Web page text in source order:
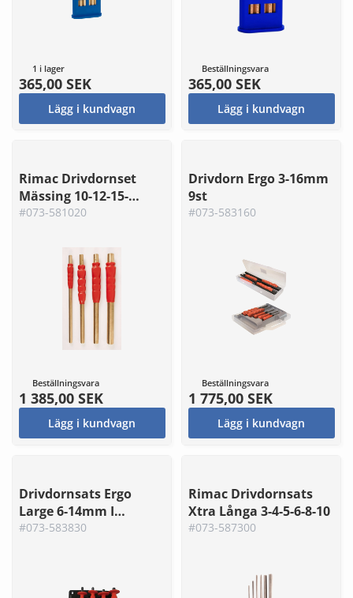
1 i lager
365,00 SEK
Lägg i kundvagn
Beställningsvara
365,00 SEK
Lägg i kundvagn
Rimac Drivdornset
Mässing 10-12-15-
20mm
#073-581020
Beställningsvara
1 385,00 SEK
Lägg i kundvagn
Drivdorn Ergo 3-16mm
9st
#073-583160
Beställningsvara
1 775,00 SEK
Lägg i kundvagn
Drivdornsats Ergo
Large 6-14mm I
Plåtställ
#073-583830
Rimac Drivdornsats
Xtra Långa 3-4-5-6-8-10
#073-587300